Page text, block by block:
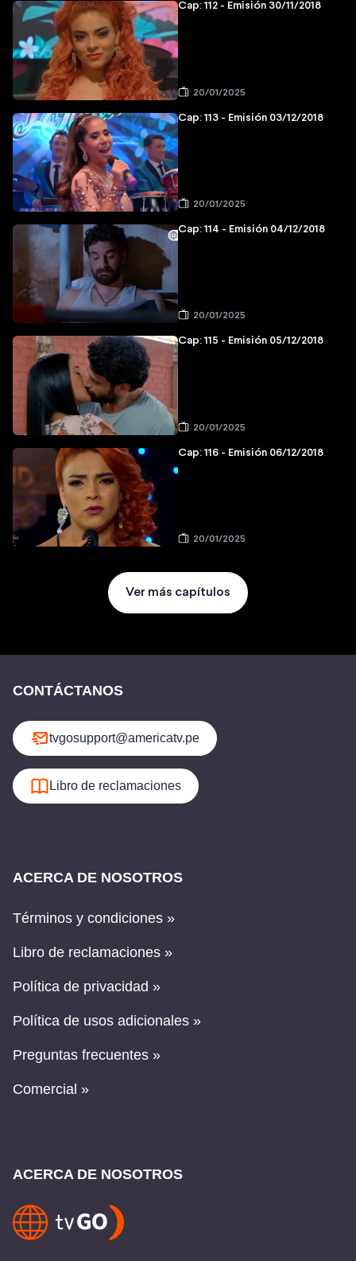
Cap: 112 - Emisión 30/11/2018
20/01/2025
Cap: 113 - Emisión 03/12/2018
20/01/2025
Cap: 114 - Emisión 04/12/2018
20/01/2025
Cap: 115 - Emisión 05/12/2018
20/01/2025
Cap: 116 - Emisión 06/12/2018
20/01/2025
Ver más capítulos
CONTÁCTANOS
tvgosupport@americatv.pe
Libro de reclamaciones
ACERCA DE NOSOTROS
Términos y condiciones »
Libro de reclamaciones »
Política de privacidad »
Política de usos adicionales »
Preguntas frecuentes »
Comercial »
ACERCA DE NOSOTROS